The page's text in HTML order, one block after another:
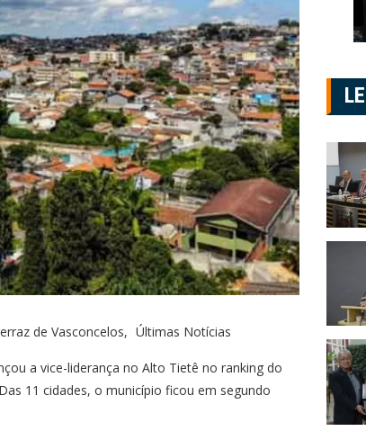
de Vasconcelos Últimas Notícias
a vice-liderança no Alto Tietê no ranking do
11 cidades, o município ficou em segundo